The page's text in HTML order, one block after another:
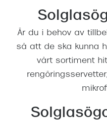
Är du i behov av
så att de ska kunna
vårt sortiment